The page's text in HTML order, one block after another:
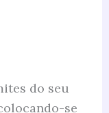
do seu
se